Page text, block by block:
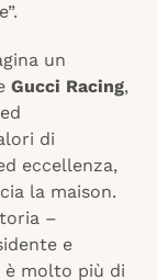
un
Gucci Racing,
di
eccellenza,
la maison.
–
e
è molto più di